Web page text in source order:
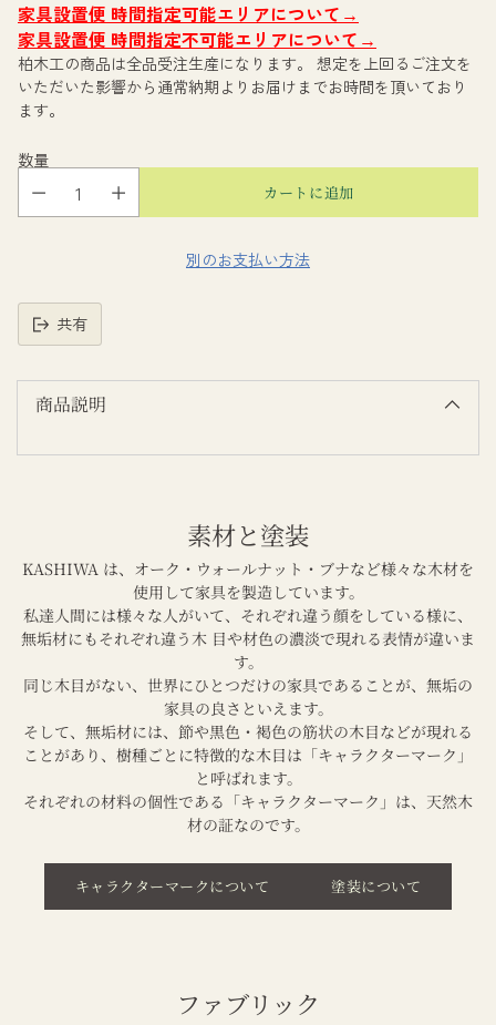
家具設置便 時間指定可能エリアについて→
家具設置便 時間指定不可能エリアについて→
柏木工の商品は全品受注生産になります。 想定を上回るご注文を
いただいた影響から通常納期よりお届けまでお時間を頂いており
ます。
数量
カートに追加
別のお支払い方法
共有
み
中
商品説明
素材と塗装
KASHIWA は、オーク・ウォールナット・ブナなど様々な木材を
使用して家具を製造しています。
私達人間には様々な人がいて、それぞれ違う顔をしている様に、
無垢材にもそれぞれ違う木 目や材色の濃淡で現れる表情が違いま
す。
同じ木目がない、世界にひとつだけの家具であることが、無垢の
家具の良さといえます。
そして、無垢材には、節や黒色・褐色の筋状の木目などが現れる
ことがあり、樹種ごとに特徴的な木目は「キャラクターマーク」
と呼ばれます。
それぞれの材料の個性である「キャラクターマーク」は、天然木
材の証なのです。
キャラクターマークについて 塗装について
ファブリック